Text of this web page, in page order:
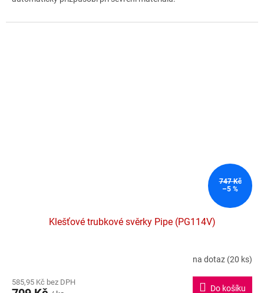
747 Kč
–5 %
Klešťové trubkové svěrky Pipe (PG114V)
na dotaz (20 ks)
585,95 Kč bez DPH
Do košíku